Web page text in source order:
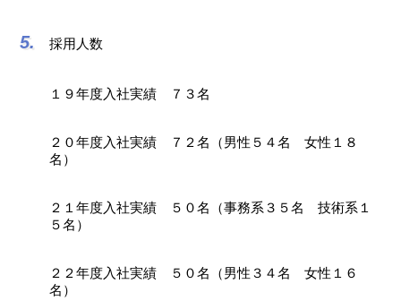
採用人数
１９年度入社実績 ７３名
２０年度入社実績 ７２名（男性５４名 女性１８
名）
２１年度入社実績 ５０名（事務系３５名 技術系１
５名）
２２年度入社実績 ５０名（男性３４名 女性１６
名）